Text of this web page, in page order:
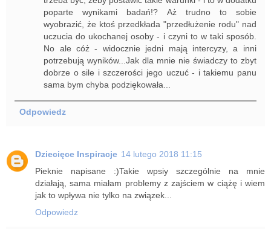
poparte wynikami badań!? Aż trudno to sobie
wyobrazić, że ktoś przedkłada "przedłużenie rodu" nad
uczucia do ukochanej osoby - i czyni to w taki sposób.
No ale cóż - widocznie jedni mają intercyzy, a inni
potrzebują wyników...Jak dla mnie nie świadczy to zbyt
dobrze o sile i szczerości jego uczuć - i takiemu panu
sama bym chyba podziękowała...
Odpowiedz
Dziecięce Inspiracje 14 lutego 2018 11:15
Pieknie napisane :)Takie wpsiy szczególnie na mnie
działają, sama miałam problemy z zajściem w ciążę i wiem
jak to wpływa nie tylko na związek...
Odpowiedz